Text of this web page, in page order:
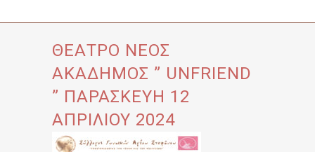
ΘΕΑΤΡΟ ΝΕΟΣ
ΑΚΑΔΗΜΟΣ ” UNFRIEND
” ΠΑΡΑΣΚΕΥΗ 12
ΑΠΡΙΛΙΟΥ 2024